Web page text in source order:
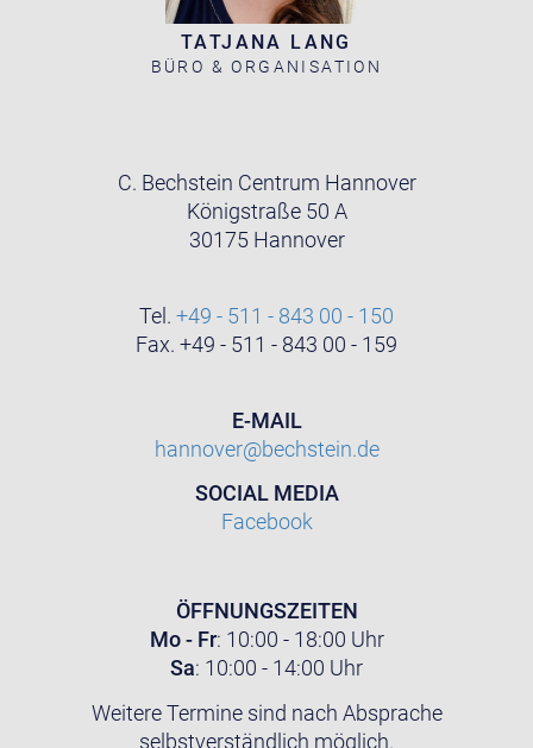
TATJANA LANG
BÜRO & ORGANISATION
C. Bechstein Centrum Hannover
Königstraße 50 A
30175 Hannover
Tel. +49 - 511 - 843 00 - 150
Fax. +49 - 511 - 843 00 - 159
E-MAIL
hannover@bechstein.de
SOCIAL MEDIA
Facebook
ÖFFNUNGSZEITEN
Mo - Fr: 10:00 - 18:00 Uhr
Sa: 10:00 - 14:00 Uhr
Weitere Termine sind nach Absprache
selbstverständlich möglich.